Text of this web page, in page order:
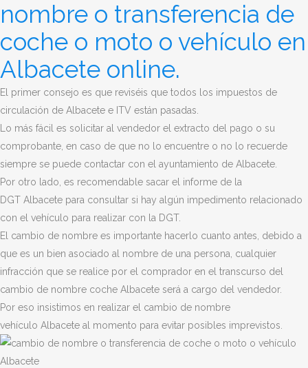
nombre o transferencia de
coche o moto o vehículo en
Albacete online.
El primer consejo es que reviséis que todos los impuestos de
circulación de Albacete e ITV están pasadas.
Lo más fácil es solicitar al vendedor el extracto del pago o su
comprobante, en caso de que no lo encuentre o no lo recuerde
siempre se puede contactar con el ayuntamiento de Albacete.
Por otro lado, es recomendable sacar el informe de la
DGT Albacete para consultar si hay algún impedimento relacionado
con el vehículo para realizar con la DGT.
El cambio de nombre es importante hacerlo cuanto antes, debido a
que es un bien asociado al nombre de una persona, cualquier
infracción que se realice por el comprador en el transcurso del
cambio de nombre coche Albacete será a cargo del vendedor.
Por eso insistimos en realizar el cambio de nombre
vehículo Albacete al momento para evitar posibles imprevistos.